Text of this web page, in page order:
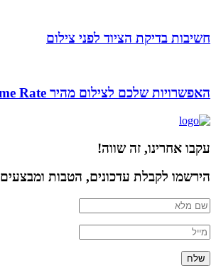
חשיבות בדיקת הציוד לפני צילום
האפשרויות שלכם לצילום מהיר High Frame Rate
עקבו אחרינו, זה שווה!
הירשמו לקבלת עדכונים, הטבות ומבצעים
שלח